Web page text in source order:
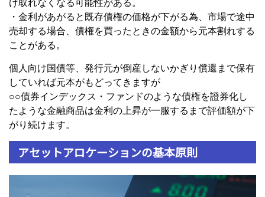
け取れなくなる可能性がある。
・金利があがると既存債権の価格が下がる為、市場で途中
売却する場合、債権を買ったときの金額から元本割れする
ことがある。
個人向け国債等、発行元が倒産しないかぎり償還まで保有
していれば元本がもどってきますが
○○債券インデックス・ファンドのような債権を證券化し
たような金融商品は金利の上昇が一服するまで評価額が下
がり続けます。
アセットアロケーションの基本原則